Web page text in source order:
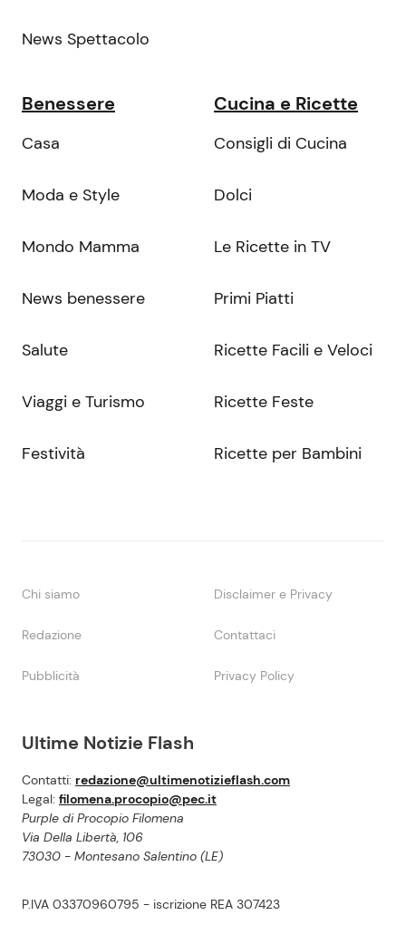
Ultime Notizie Flash
Contatti: redazione@ultimenotizieflash.com
Legal: filomena.procopio@pec.it
Purple di Procopio Filomena
Via Della Libertà, 106
73030 - Montesano Salentino (LE)
P.IVA 03370960795 - iscrizione REA 307423
News Spettacolo
Benessere
Casa
Moda e Style
Mondo Mamma
News benessere
Salute
Viaggi e Turismo
Festività
Cucina e Ricette
Consigli di Cucina
Dolci
Le Ricette in TV
Primi Piatti
Ricette Facili e Veloci
Ricette Feste
Ricette per Bambini
Chi siamo Disclaimer e Privacy
Redazione Contattaci
Pubblicità Privacy Policy